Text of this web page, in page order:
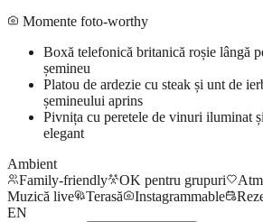
Momente foto-worthy
Boxă telefonică britanică roșie lângă
șemineu
Platou de ardezie cu steak și unt de
șemineului aprins
Pivnița cu peretele de vinuri iluminat
elegant
Ambient
Family-friendly
OK pentru grupuri
Muzică live
Terasă Instagrammable
EN